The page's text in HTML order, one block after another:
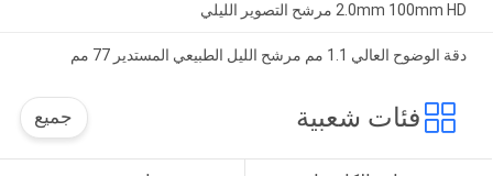
2.0mm 100mm HD مرشح التصوير الليلي
دقة الوضوح العالي 1.1 مم مرشح الليل الطبيعي المستدير 77 مم
فئات شعبية جميع